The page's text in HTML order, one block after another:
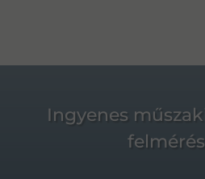
Ingyenes